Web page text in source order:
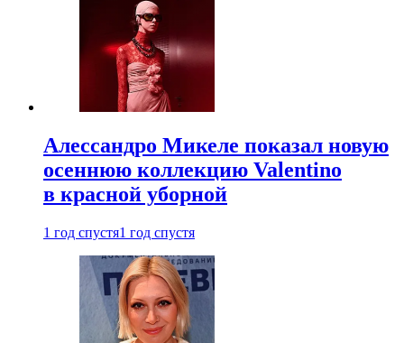
Алессандро Микеле показал новую
осеннюю коллекцию Valentino
в красной уборной
1 год спустя1 год спустя